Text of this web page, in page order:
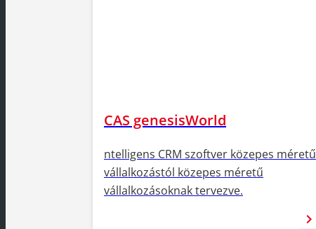
CAS genesisWorld
ntelligens CRM szoftver közepes méretű
vállalkozástól közepes méretű
vállalkozásoknak tervezve.
chevron_right